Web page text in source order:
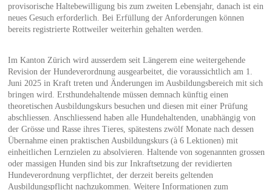
provisorische Haltebewilligung bis zum zweiten Lebensjahr, danach ist ein
neues Gesuch erforderlich. Bei Erfüllung der Anforderungen können
bereits registrierte Rottweiler weiterhin gehalten werden.
Im Kanton Zürich wird ausserdem seit Längerem eine weitergehende
Revision der Hundeverordnung ausgearbeitet, die voraussichtlich am 1.
Juni 2025 in Kraft treten und Änderungen im Ausbildungsbereich mit sich
bringen wird. Ersthundehaltende müssen demnach künftig einen
theoretischen Ausbildungskurs besuchen und diesen mit einer Prüfung
abschliessen. Anschliessend haben alle Hundehaltenden, unabhängig von
der Grösse und Rasse ihres Tieres, spätestens zwölf Monate nach dessen
Übernahme einen praktischen Ausbildungskurs (à 6 Lektionen) mit
einheitlichen Lernzielen zu absolvieren. Haltende von sogenannten grossen
oder massigen Hunden sind bis zur Inkraftsetzung der revidierten
Hundeverordnung verpflichtet, der derzeit bereits geltenden
Ausbildungspflicht nachzukommen. Weitere Informationen zum